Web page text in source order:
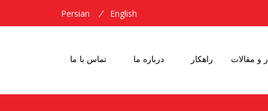
English
Persian
و مقالات راهکار درباره ما تماس با ما